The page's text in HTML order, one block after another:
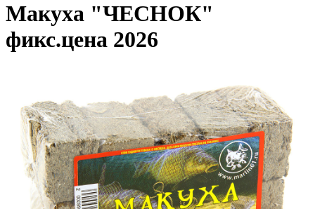
Макуха "ЧЕСНОК"
фикс.цена 2026